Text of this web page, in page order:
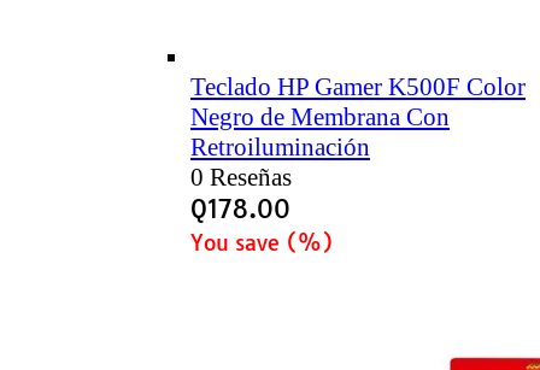
Teclado HP Gamer K500F Color
Negro de Membrana Con
Retroiluminación
0 Reseñas
Q178.00
You save (%)